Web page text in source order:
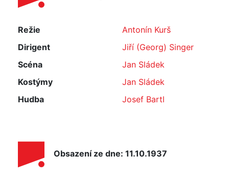
Režie
Antonín Kurš
Dirigent
Jiří (Georg) Singer
Scéna
Jan Sládek
Kostýmy
Jan Sládek
Hudba
Josef Bartl
Obsazení ze dne: 11.10.1937